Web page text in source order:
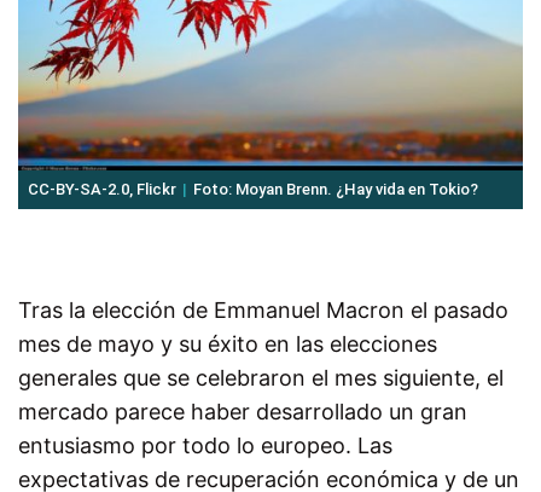
CC-BY-SA-2.0, Flickr Foto: Moyan Brenn. ¿Hay vida en Tokio?
Tras la elección de Emmanuel Macron el pasado
mes de mayo y su éxito en las elecciones
generales que se celebraron el mes siguiente, el
mercado parece haber desarrollado un gran
entusiasmo por todo lo europeo. Las
expectativas de recuperación económica y de un